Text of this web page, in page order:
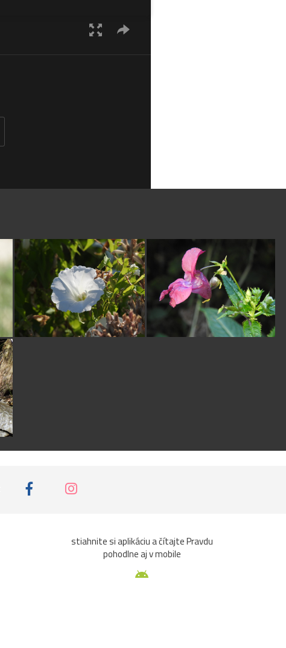
stiahnite si aplikáciu a čítajte Pravdu
pohodlne aj v mobile